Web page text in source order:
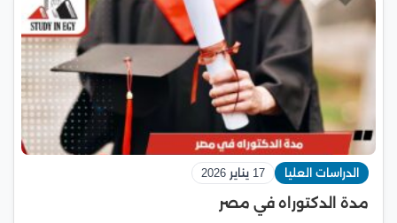
الدراسات العليا 17 يناير 2026
مدة الدكتوراه في مصر